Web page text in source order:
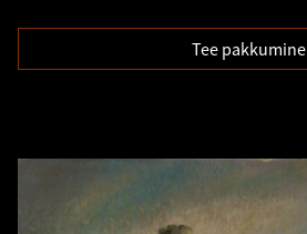
Tee pakkumine